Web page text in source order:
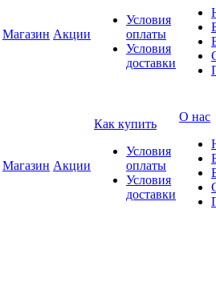
Магазин Акции
Условия
оплаты
Условия
доставки
Магазин Акции
Как купить
Условия
оплаты
Условия
доставки
О нас